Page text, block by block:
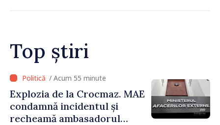
Top știri
/ Acum 55 minute
Explozia de la Crocmaz. MAE
condamnă incidentul și
recheamă ambasadorul